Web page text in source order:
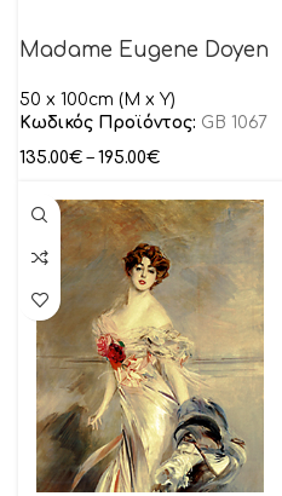
Madame Eugene Doyen
50 x 100cm (M x Y)
Κωδικός Προϊόντος: GB 1067
135.00€ – 195.00€